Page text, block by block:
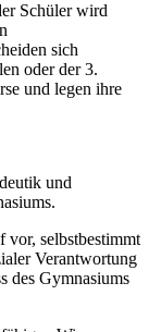
Schüler wird
sich
oder der 3.
und legen ihre
und
vor, selbstbestimmt
Verantwortung
des Gymnasiums